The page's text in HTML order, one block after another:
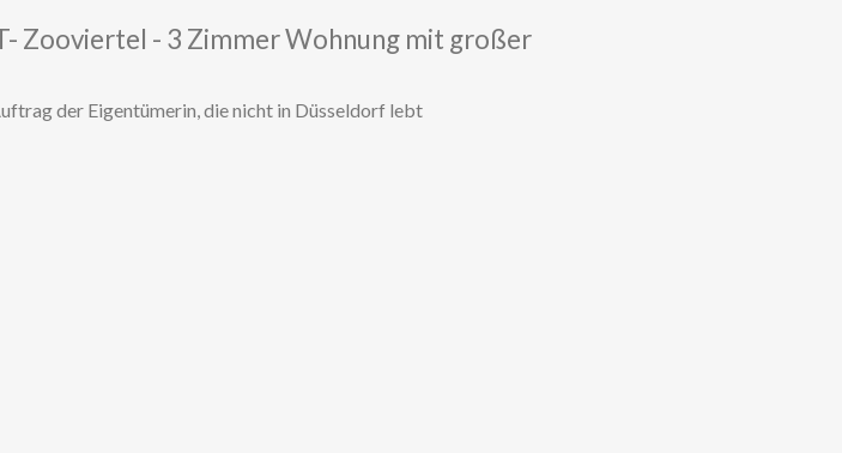
Zooviertel - 3 Zimmer Wohnung mit großer
der Eigentümerin, die nicht in Düsseldorf lebt